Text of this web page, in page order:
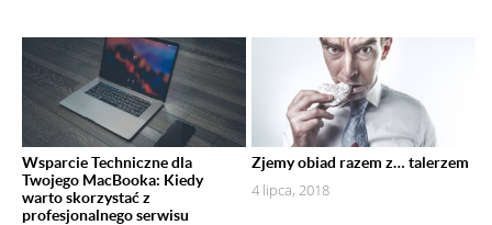
Wsparcie Techniczne dla
Twojego MacBooka: Kiedy
warto skorzystać z
profesjonalnego serwisu
Zjemy obiad razem z… talerzem
4 lipca, 2018